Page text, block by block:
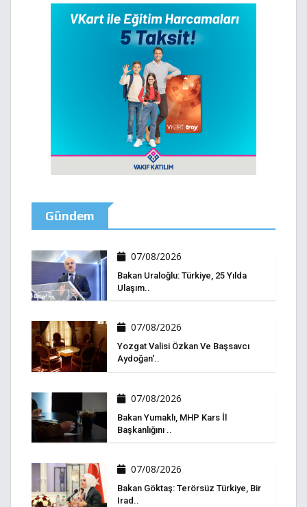
Gündem
07/08/2026
Bakan Uraloğlu: Türkiye, 25 Yılda
Ulaşım..
07/08/2026
Yozgat Valisi Özkan Ve Başsavcı
Aydoğan'..
07/08/2026
Bakan Yumaklı, MHP Kars İl
Başkanlığını ..
07/08/2026
Bakan Göktaş: Terörsüz Türkiye, Bir
Irad..